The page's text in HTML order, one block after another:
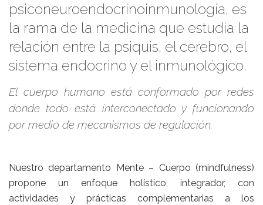
psiconeuroendocrinoinmunología, es
la rama de la medicina que estudia la
relación entre la psiquis, el cerebro, el
sistema endocrino y el inmunológico.
El cuerpo humano está conformado por redes
donde todo está interconectado y funcionando
por medio de mecanismos de regulación.
Nuestro departamento Mente – Cuerpo (mindfulness)
propone un enfoque holístico, integrador, con
actividades y prácticas complementarias a los